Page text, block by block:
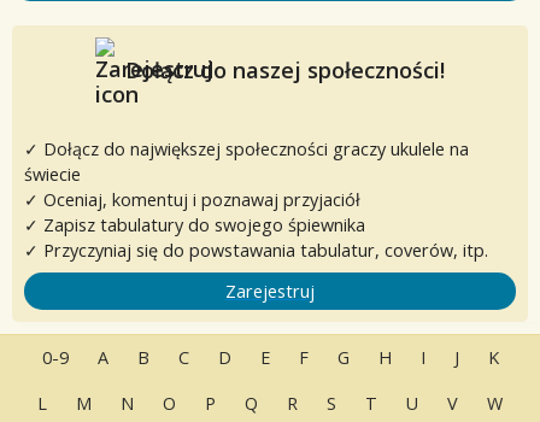
Dołącz do naszej społeczności!
✓ Dołącz do największej społeczności graczy ukulele na
świecie
✓ Oceniaj, komentuj i poznawaj przyjaciół
✓ Zapisz tabulatury do swojego śpiewnika
✓ Przyczyniaj się do powstawania tabulatur, coverów, itp.
Zarejestruj
0-9 A B C D E F G H I J
K
L
M N O P Q R S T U V W